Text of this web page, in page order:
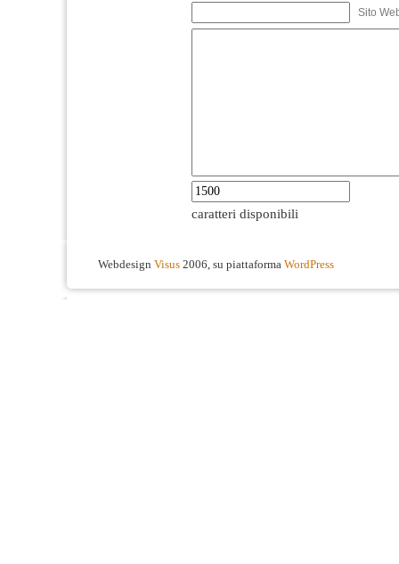
Sito
caratteri disponibili
Webdesign Visus 2006, su piattaforma WordPress